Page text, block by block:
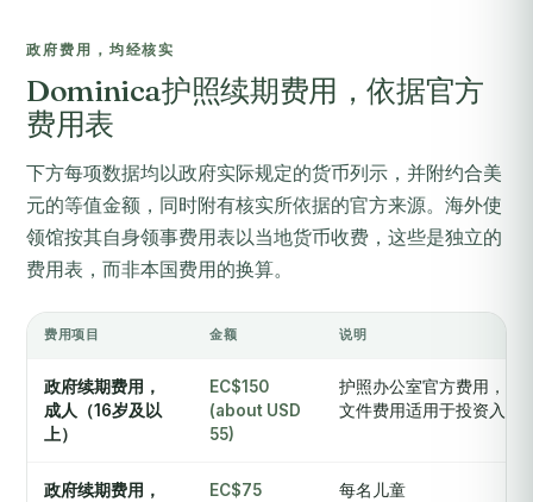
政府费用，均经核实
Dominica护照续期费用，依据官方
费用表
下方每项数据均以政府实际规定的货币列示，并附约合美
元的等值金额，同时附有核实所依据的官方来源。海外使
领馆按其自身领事费用表以当地货币收费，这些是独立的
费用表，而非本国费用的换算。
费用项目 金额 说明
政府续期费用，
成人（16岁及以
上）
EC$150
(about USD
55)
护照办公室官方费用，为
文件费用适用于投资入籍
政府续期费用，
EC$75
每名儿童